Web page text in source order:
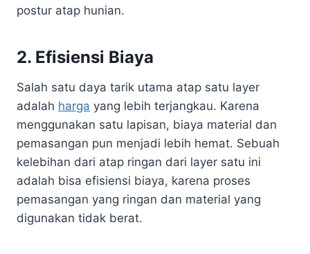
postur atap hunian.
2. Efisiensi Biaya
Salah satu daya tarik utama atap satu layer
adalah harga yang lebih terjangkau. Karena
menggunakan satu lapisan, biaya material dan
pemasangan pun menjadi lebih hemat. Sebuah
kelebihan dari atap ringan dari layer satu ini
adalah bisa efisiensi biaya, karena proses
pemasangan yang ringan dan material yang
digunakan tidak berat.